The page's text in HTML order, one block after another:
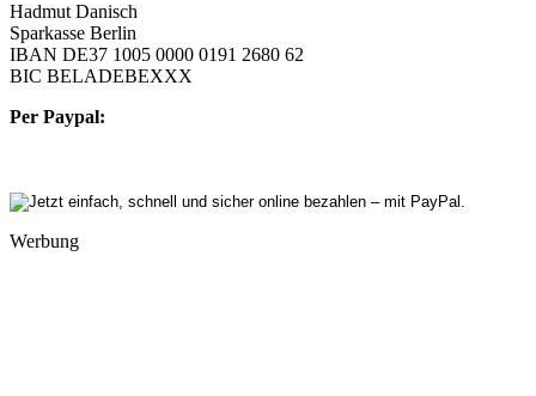
Hadmut Danisch
Sparkasse Berlin
IBAN DE37 1005 0000 0191 2680 62
BIC BELADEBEXXX
Per Paypal:
Werbung